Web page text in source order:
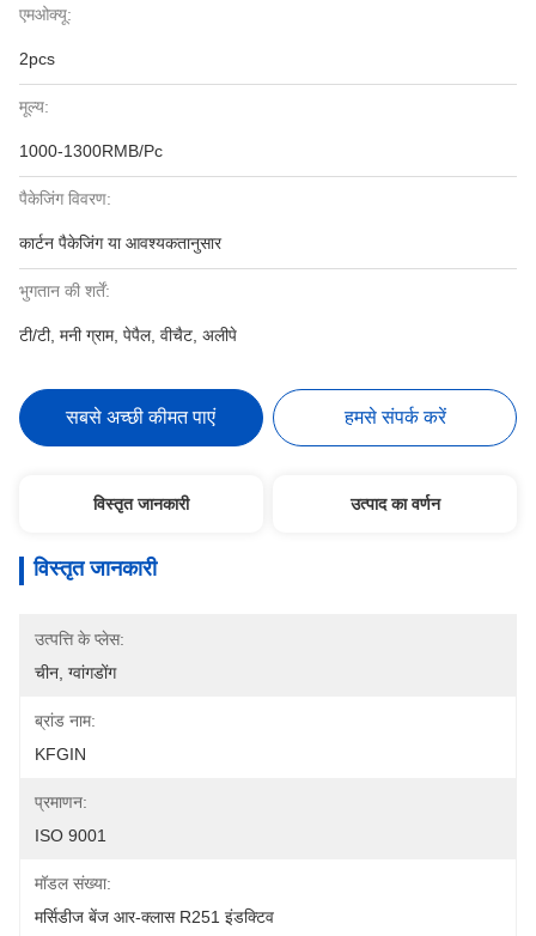
एमओक्यू:
2pcs
मूल्य:
1000-1300RMB/Pc
पैकेजिंग विवरण:
कार्टन पैकेजिंग या आवश्यकतानुसार
भुगतान की शर्तें:
टी/टी, मनी ग्राम, पेपैल, वीचैट, अलीपे
सबसे अच्छी कीमत पाएं हमसे संपर्क करें
विस्तृत जानकारी उत्पाद का वर्णन
विस्तृत जानकारी
उत्पत्ति के प्लेस:
चीन, ग्वांगडोंग
ब्रांड नाम:
KFGIN
प्रमाणन:
ISO 9001
मॉडल संख्या:
मर्सिडीज बेंज आर-क्लास R251 इंडक्टिव